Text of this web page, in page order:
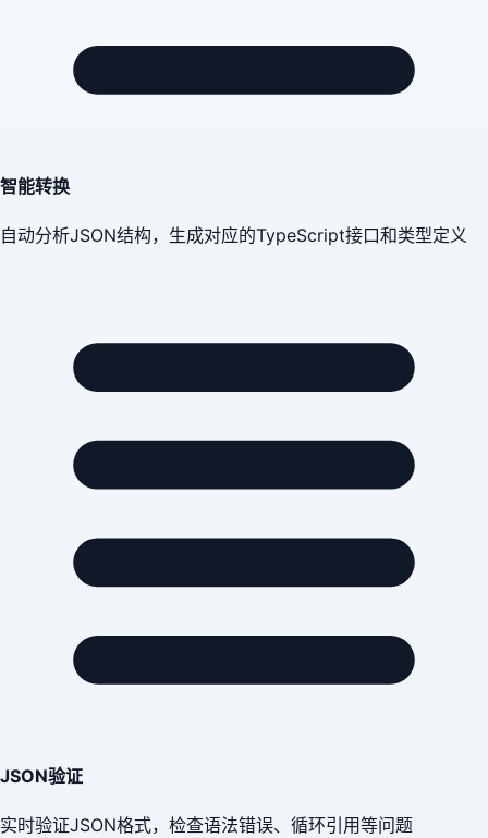
智能转换
自动分析JSON结构，生成对应的TypeScript接口和类型定义
JSON验证
实时验证JSON格式，检查语法错误、循环引用等问题